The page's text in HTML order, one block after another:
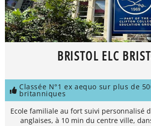
BRISTOL ELC
Classée N°1 ex aequo sur plus de
britanniques
Ecole familiale au fort suivi personnalisé
anglaises, à 10 min du centre ville,